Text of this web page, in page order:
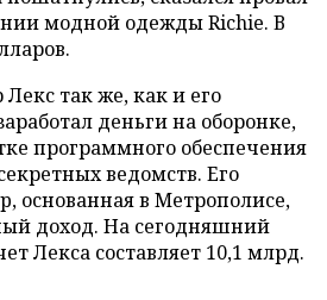
модной одежды Richie. В
так же, как и его
деньги на оборонке,
программного обеспечения
ведомств. Его
основанная в Метрополисе,
доход. На сегодняшний
Лекса составляет 10,1 млрд.